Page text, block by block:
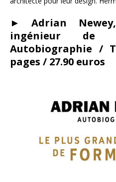
► Adrian
ingénieur
Autobiographie /
pages / 27.90 euros